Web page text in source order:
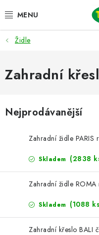
na
ZAHRADNÍ SESTAVY
ŽIDLE
LAVICE
POLSTRY
Židle
Zahradní
Nejprodávanější
Zahradní židle PARIS
Skladem (2838
Zahradní židle ROMA
Skladem (1088
Zahradní křeslo BALI